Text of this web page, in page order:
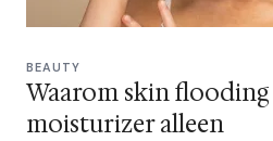
BEAUTY
Waarom skin
moisturizer alleen